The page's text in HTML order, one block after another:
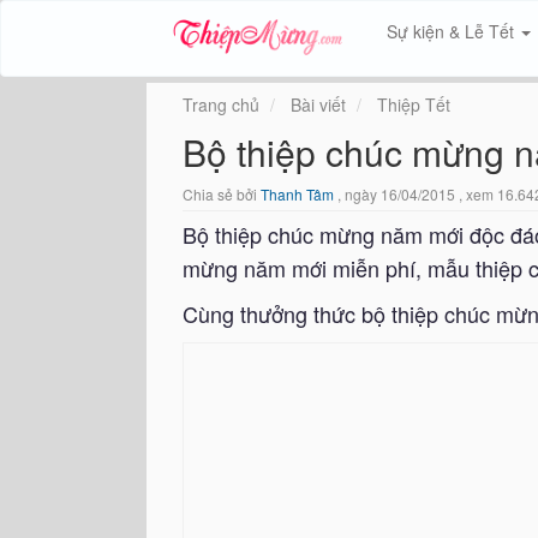
Sự kiện & Lễ Tết
Trang chủ Bài viết Thiệp Tết
Bộ thiệp chúc mừng
Chia sẻ bởi Thanh Tâm , ngày 16/04/2015 , xem
Bộ thiệp chúc mừng năm mới độc
mừng năm mới miễn phí, mẫu thiệp
Cùng thưởng thức bộ thiệp chúc